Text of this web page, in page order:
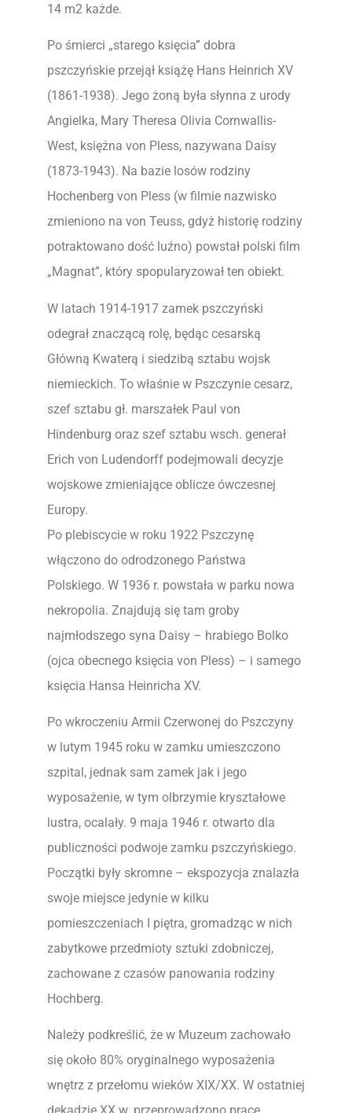
14 m2 każde.
Po śmierci „starego księcia” dobra
pszczyńskie przejął książę Hans Heinrich XV
(1861-1938). Jego żoną była słynna z urody
Angielka, Mary Theresa Olivia Cornwallis-
West, księżna von Pless, nazywana Daisy
(1873-1943). Na bazie losów rodziny
Hochenberg von Pless (w filmie nazwisko
zmieniono na von Teuss, gdyż historię rodziny
potraktowano dość luźno) powstał polski film
„Magnat”, który spopularyzował ten obiekt.
W latach 1914-1917 zamek pszczyński
odegrał znaczącą rolę, będąc cesarską
Główną Kwaterą i siedzibą sztabu wojsk
niemieckich. To właśnie w Pszczynie cesarz,
szef sztabu gł. marszałek Paul von
Hindenburg oraz szef sztabu wsch. generał
Erich von Ludendorff podejmowali decyzje
wojskowe zmieniające oblicze ówczesnej
Europy.
Po plebiscycie w roku 1922 Pszczynę
włączono do odrodzonego Państwa
Polskiego. W 1936 r. powstała w parku nowa
nekropolia. Znajdują się tam groby
najmłodszego syna Daisy – hrabiego Bolko
(ojca obecnego księcia von Pless) – i samego
księcia Hansa Heinricha XV.
Po wkroczeniu Armii Czerwonej do Pszczyny
w lutym 1945 roku w zamku umieszczono
szpital, jednak sam zamek jak i jego
wyposażenie, w tym olbrzymie kryształowe
lustra, ocalały. 9 maja 1946 r. otwarto dla
publiczności podwoje zamku pszczyńskiego.
Początki były skromne – ekspozycja znalazła
swoje miejsce jedynie w kilku
pomieszczeniach I piętra, gromadząc w nich
zabytkowe przedmioty sztuki zdobniczej,
zachowane z czasów panowania rodziny
Hochberg.
Należy podkreślić, że w Muzeum zachowało
się około 80% oryginalnego wyposażenia
wnętrz z przełomu wieków XIX/XX. W ostatniej